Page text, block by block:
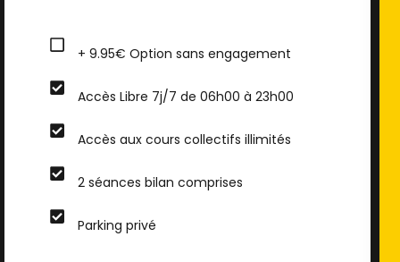
+ 9.95€ Option sans engagement
Accès Libre 7j/7 de 06h00 à 23h00
Accès aux cours collectifs illimités
2 séances bilan comprises
Parking privé